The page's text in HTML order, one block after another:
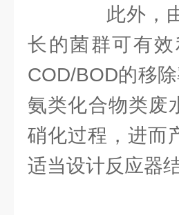
此外，由
长的菌群可有
COD/BOD的移
氨类化合物类废
硝化过程，进而
适当设计反应器